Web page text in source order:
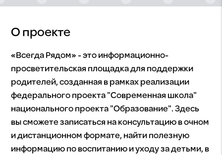
О проекте
«Всегда Рядом» - это информационно-
просветительская площадка для поддержки
родителей, созданная в рамках реализации
федерального проекта "Современная школа"
национального проекта "Образование". Здесь
вы сможете записаться на консультацию в очном
и дистанционном формате, найти полезную
информацию по воспитанию и уходу за детьми, в